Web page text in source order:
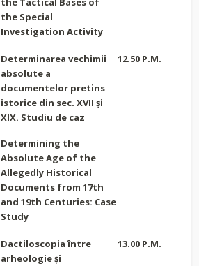
the Special
Investigation Activity
Determinarea vechimii
absolute a
documentelor pretins
istorice din sec. XVII şi
XIX. Studiu de caz
Determining the
Absolute Age of the
Allegedly Historical
Documents from 17th
and 19th Centuries: Case
Study
12.50 P.M.
Dactiloscopia între
arheologie şi
13.00 P.M.